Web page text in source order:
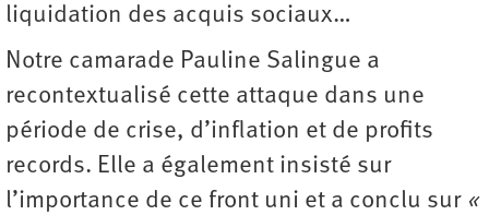
liquidation des acquis sociaux…
Notre camarade Pauline Salingue a
recontextualisé cette attaque dans une
période de crise, d’inflation et de profits
records. Elle a également insisté sur
l’importance de ce front uni et a conclu sur «